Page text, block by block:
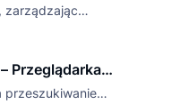
zarządzając
Przeglądarka
przeszukiwanie